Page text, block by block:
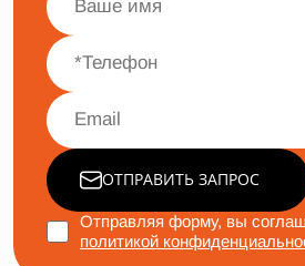
ОТПРАВИТЬ ЗАПРОС
Отправляя форму, вы
политикой